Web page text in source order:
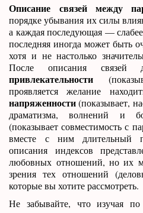
Описание связей между
порядке убывания их силы
а каждая последующая —
последняя иногда может быть
хотя и не настолько
После описания
привлекательности
проявляется желание
напряженности(показывает,
драматизма, волнений и
(показывает совместимость с
вместе с ним длительный
описания индексов
любовных отношений, но их
зрения тех отношений
которые вы хотите рассмотреть.
Не забывайте, что изучая